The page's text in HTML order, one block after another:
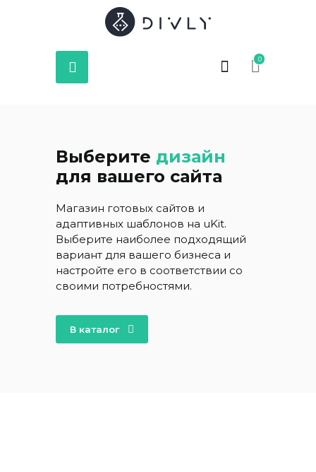
0
Выберите дизайн
для вашего сайта
Магазин готовых сайтов и
адаптивных шаблонов на uKit.
Выберите наиболее подходящий
вариант для вашего бизнеса и
настройте его в соответствии со
своими потребностями.
В каталог